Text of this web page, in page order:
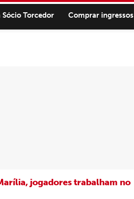
Sócio Torcedor Comprar ingressos
jogadores trabalham no